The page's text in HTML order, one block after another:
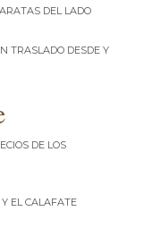
del lado
TRASLADO DESDE Y
de los
El Calafate